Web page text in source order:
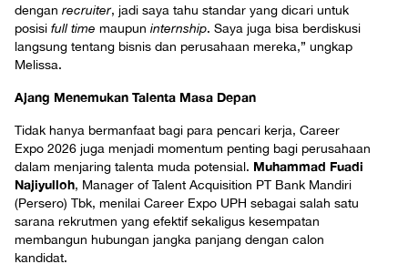
dengan recruiter, jadi saya tahu standar yang dicari untuk
posisi full time maupun internship. Saya juga bisa berdiskusi
langsung tentang bisnis dan perusahaan mereka,” ungkap
Melissa.
Ajang Menemukan Talenta Masa Depan
Tidak hanya bermanfaat bagi para pencari kerja, Career
Expo 2026 juga menjadi momentum penting bagi perusahaan
dalam menjaring talenta muda potensial. Muhammad Fuadi
Najiyulloh, Manager of Talent Acquisition PT Bank Mandiri
(Persero) Tbk, menilai Career Expo UPH sebagai salah satu
sarana rekrutmen yang efektif sekaligus kesempatan
membangun hubungan jangka panjang dengan calon
kandidat.